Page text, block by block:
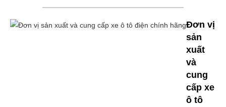
Đơn vị
sản
xuất
và
cung
cấp xe
ô tô